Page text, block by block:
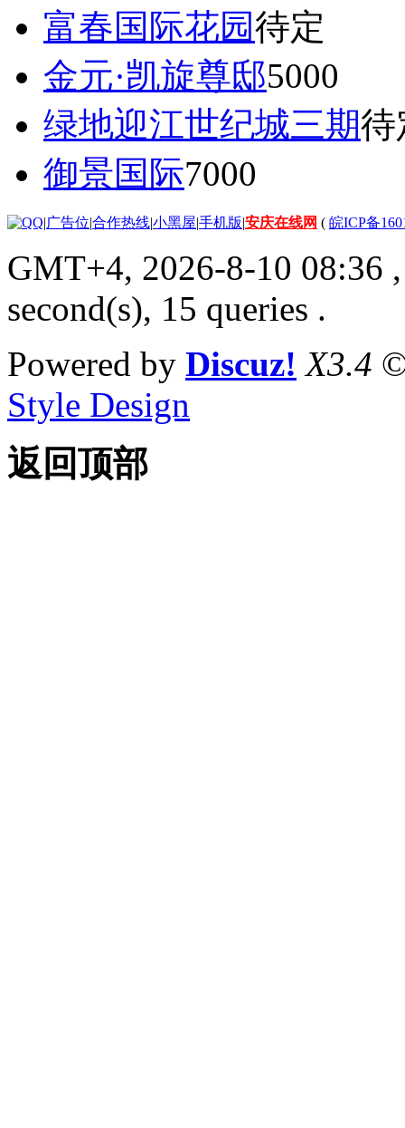
富春国际花园待定
金元·凯旋尊邸5000
绿地迎江世纪城三期待
御景国际7000
|广告位|合作热线|小黑屋|手机版|安庆在线网 ( 皖ICP备
GMT+4, 2026-8-10 08:36
second(s), 15 queries .
Powered by Discuz! X3.4
Style Design
返回顶部